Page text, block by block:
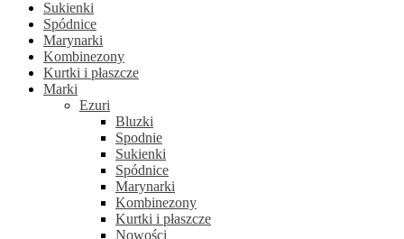
Sukienki
Spódnice
Marynarki
Kombinezony
Kurtki i płaszcze
Marki
Ezuri
Bluzki
Spodnie
Sukienki
Spódnice
Marynarki
Kombinezony
Kurtki i płaszcze
Nowości